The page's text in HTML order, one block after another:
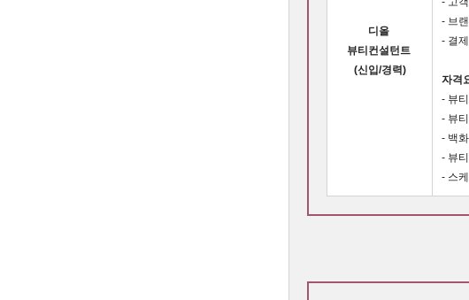
디올
뷰티컨설턴트
(신입/경력)
- 브
- 결
자격
- 뷰
- 뷰
- 백
- 뷰
- 스